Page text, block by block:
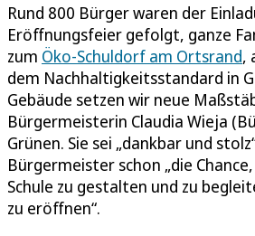
Rund 800 Bürger waren der
Eröffnungsfeier gefolgt, ganze
zum Öko-Schuldorf am Ortsrand,
dem Nachhaltigkeitsstandard in
Gebäude setzen wir neue
Bürgermeisterin Claudia Wieja
Grünen. Sie sei „dankbar und
Bürgermeister schon „die
Schule zu gestalten und zu
zu eröffnen“.